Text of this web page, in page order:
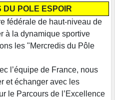
DU POLE ESPOIR
fédérale de haut-niveau de
à la dynamique sportive
les "Mercredis du Pôle
l’équipe de France, nous
et échanger avec les
le Parcours de l’Excellence